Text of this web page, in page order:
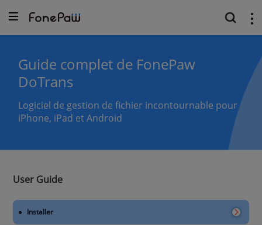
Guide complet de FonePaw
DoTrans
Logiciel de gestion de fichier incontournable pour
iPhone, iPad et Android
User Guide
Installer